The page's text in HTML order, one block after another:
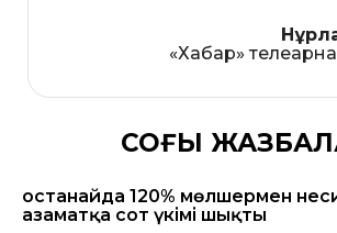
«Хабар»
СОҢҒЫ
Қостанайда 120% мөлшермен
азаматқа сот үкімі шықты